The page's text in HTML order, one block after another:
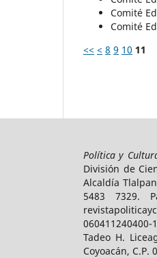
Comité
Comité
<< < 8 9 10 11
Política y
División de
Alcaldía
5483 7329.
Tadeo H.
Coyoacán,